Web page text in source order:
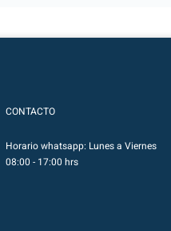
CONTACTO
Horario whatsapp: Lunes a Viernes
08:00 - 17:00 hrs